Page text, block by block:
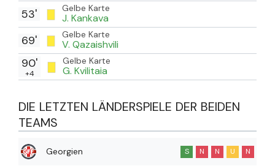
Gelbe Karte
J. Kankava
53'
Gelbe Karte
V. Qazaishvili
69'
Gelbe Karte
G. Kvilitaia
90'
+4
DIE LETZTEN LÄNDERSPIELE DER BEIDEN
TEAMS
Georgien S N N U N